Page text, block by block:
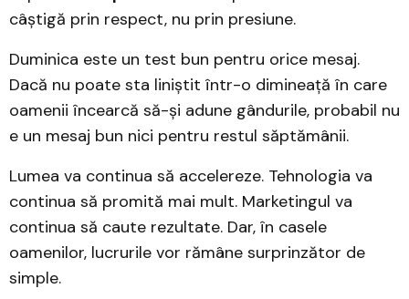
câștigă prin respect, nu prin presiune.
Duminica este un test bun pentru orice mesaj.
Dacă nu poate sta liniștit într-o dimineață în care
oamenii încearcă să-și adune gândurile, probabil nu
e un mesaj bun nici pentru restul săptămânii.
Lumea va continua să accelereze. Tehnologia va
continua să promită mai mult. Marketingul va
continua să caute rezultate. Dar, în casele
oamenilor, lucrurile vor rămâne surprinzător de
simple.